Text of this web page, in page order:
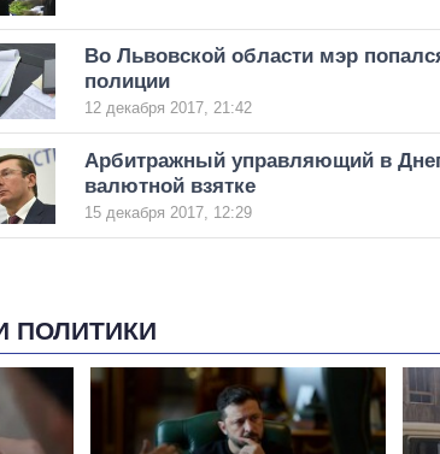
Во Львовской области мэр
полиции
12 декабря 2017, 21:42
Арбитражный управляющий в
валютной взятке
15 декабря 2017, 12:29
ПОЛИТИКИ